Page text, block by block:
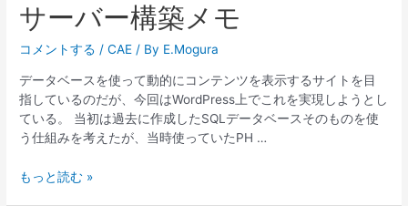
サーバー構築メモ
コメントする /CAE / By E.Mogura
データベースを使って動的にコンテンツを表示するサイトを目
指しているのだが、今回はWordPress上でこれを実現しようとし
ている。 当初は過去に作成したSQLデータベースそのものを使
う仕組みを考えたが、当時使っていたPH …
サ
もっと読む »